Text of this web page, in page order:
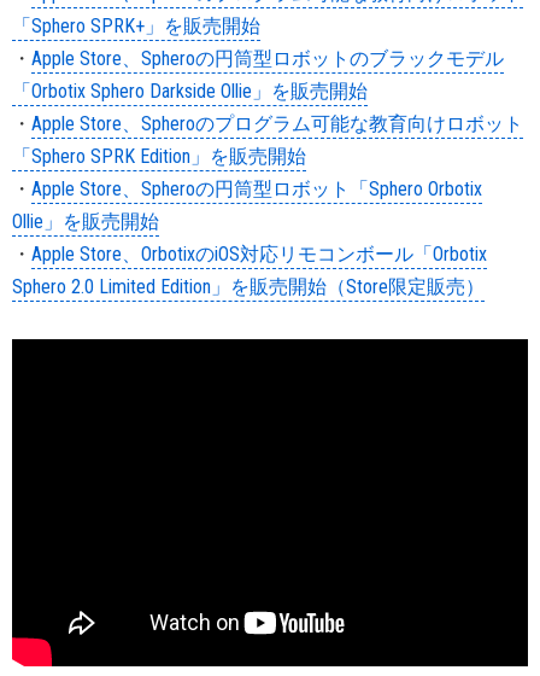
「Sphero SPRK+」を販売開始
・ Apple Store、Spheroの円筒型ロボットのブラックモデル
「Orbotix Sphero Darkside Ollie」を販売開始
・ Apple Store、Spheroのプログラム可能な教育向けロボット
「Sphero SPRK Edition」を販売開始
・ Apple Store、Spheroの円筒型ロボット「Sphero Orbotix
Ollie」を販売開始
・ Apple Store、OrbotixのiOS対応リモコンボール「Orbotix
Sphero 2.0 Limited Edition」を販売開始（Store限定販売）